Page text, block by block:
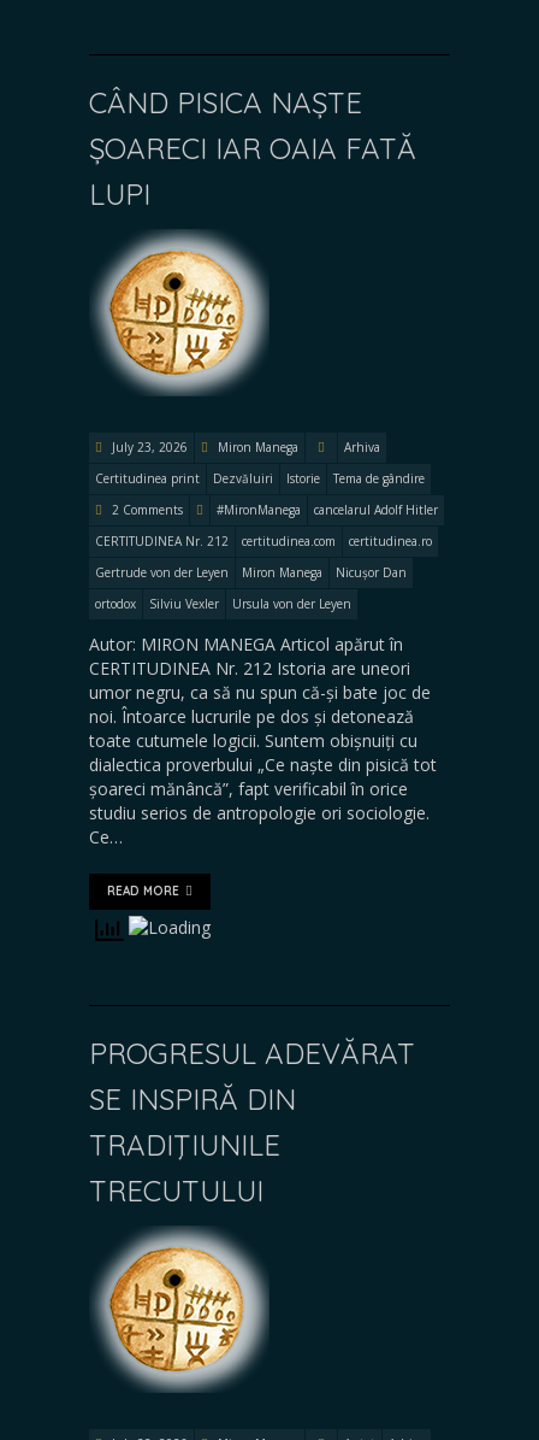
CÂND PISICA NAȘTE
ȘOARECI IAR OAIA FATĂ
LUPI
July 23, 2026 Miron Manega
Arhiva
Certitudinea print
Dezvăluiri Istorie
Tema de gândire
2 Comments
#MironManega
cancelarul Adolf Hitler
CERTITUDINEA Nr. 212
certitudinea.com
certitudinea.ro
Gertrude von der Leyen
Miron Manega
Nicușor Dan
ortodox
Silviu Vexler Ursula von der Leyen
Autor: MIRON MANEGA Articol apărut în
CERTITUDINEA Nr. 212 Istoria are uneori
umor negru, ca să nu spun că-și bate joc de
noi. Întoarce lucrurile pe dos și detonează
toate cutumele logicii. Suntem obișnuiți cu
dialectica proverbului „Ce naște din pisică tot
șoareci mănâncă”, fapt verificabil în orice
studiu serios de antropologie ori sociologie.
Ce…
READ MORE
PROGRESUL ADEVĂRAT
SE INSPIRĂ DIN
TRADIŢIUNILE
TRECUTULUI